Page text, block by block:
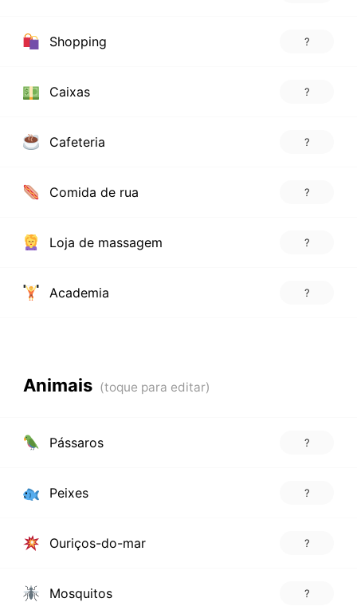
Shopping ?
Caixas ?
Cafeteria ?
Comida de rua ?
Loja de massagem ?
Academia ?
Animais
Pássaros ?
Peixes ?
Ouriços-do-mar ?
Mosquitos ?